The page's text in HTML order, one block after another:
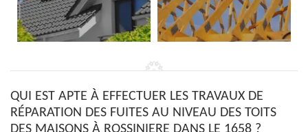
QUI EST APTE À EFFECTUER LES TRAVAUX DE
RÉPARATION DES FUITES AU NIVEAU DES TOITS
DES MAISONS À ROSSINIERE DANS LE 1658 ?